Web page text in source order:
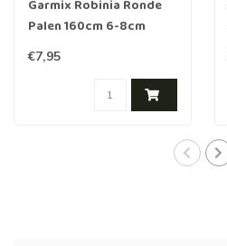
Garmix Robinia Ronde
Palen 160cm 6-8cm
€7,95